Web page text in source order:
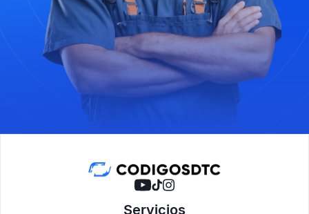
Servicios